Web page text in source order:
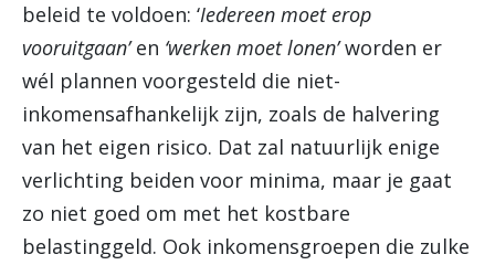
beleid te voldoen: ‘Iedereen moet erop
vooruitgaan’en ‘werken moet lonen’worden er
wél plannen voorgesteld die niet-
inkomensafhankelijk zijn, zoals de halvering
van het eigen risico. Dat zal natuurlijk enige
verlichting beiden voor minima, maar je gaat
zo niet goed om met het kostbare
belastinggeld. Ook inkomensgroepen die zulke